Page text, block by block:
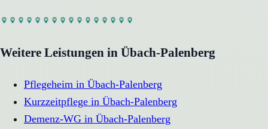
Weitere Leistungen in Übach-Palenberg
Pflegeheim in Übach-Palenberg
Kurzzeitpflege in Übach-Palenberg
Demenz-WG in Übach-Palenberg